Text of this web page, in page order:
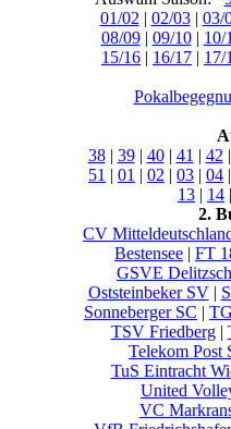
01/02 | 02/03| 03/
08/09| 09/10| 10/
15/16 | 16/17 | 17/
38| 39| 40| 41 | 42
51 | 01 | 02 | 03 | 04
13 | 14
2.
CV
Bestensee | FT
GSVE Delitzsch
Oststeinbeker SV|
Sonneberger SC |
TSV Friedberg|
Telekom Post
TuS Eintracht
United
VC